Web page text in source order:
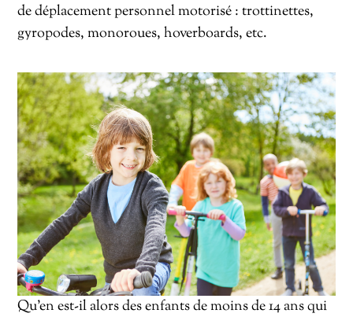
de déplacement personnel motorisé : trottinettes,
gyropodes, monoroues, hoverboards, etc.
Qu’en est-il alors des enfants de moins de 14 ans qui